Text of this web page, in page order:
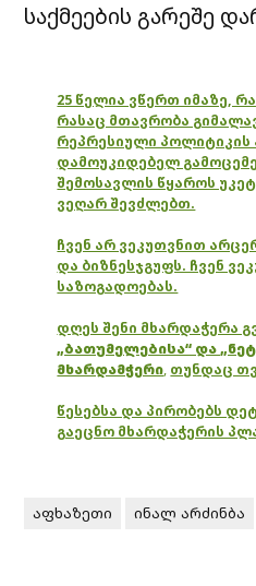
საქმეების გარეშე
25 წელია ვწერთ იმაზე,
რასაც მთავრობა
რეპრესიული პოლიტიკის
დამოუკიდებელ
შემოსავლის წყაროს
ვეღარ შევძლებთ.
ჩვენ არ ვეკუთვნით
და ბიზნესჯგუფს. ჩვენ
საზოგადოებას.
დღეს შენი მხარდაჭერა
„ბათუმელებისა“ და
მხარდამჭერი, თუნდაც
წესებსა და პირობებს
გაეცნო მხარდაჭერის
აფხაზეთი ინალ არძინბა